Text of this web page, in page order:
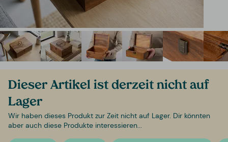
Dieser Artikel ist derzeit nicht auf
Lager
Wir haben dieses Produkt zur Zeit nicht auf Lager. Dir könnten
aber auch diese Produkte interessieren...